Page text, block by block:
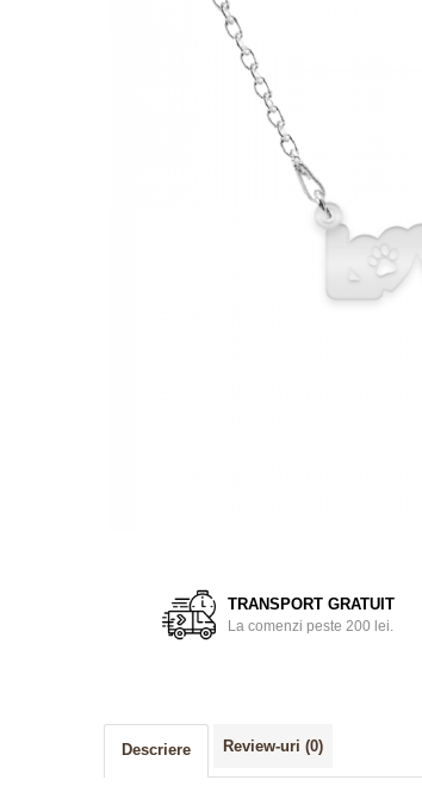
TRANSPORT GRATUIT
La comenzi peste 200 lei.
Descriere Review-uri (0)